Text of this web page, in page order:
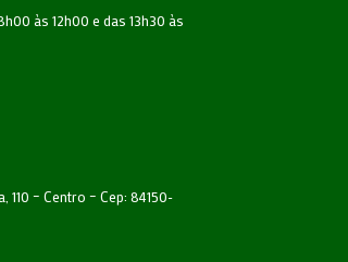
às 12h00 e das 13h30 às
110 – Centro – Cep: 84150-